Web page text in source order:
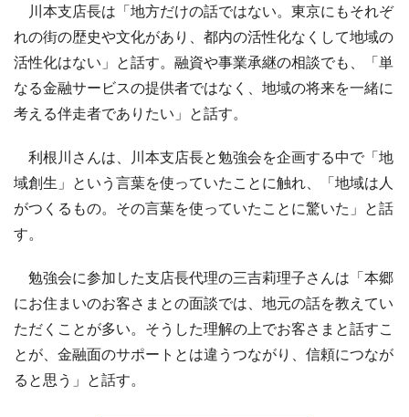
川本支店長は「地方だけの話ではない。東京にもそれぞ
れの街の歴史や文化があり、都内の活性化なくして地域の
活性化はない」と話す。融資や事業承継の相談でも、「単
なる金融サービスの提供者ではなく、地域の将来を一緒に
考える伴走者でありたい」と話す。
利根川さんは、川本支店長と勉強会を企画する中で「地
域創生」という言葉を使っていたことに触れ、「地域は人
がつくるもの。その言葉を使っていたことに驚いた」と話
す。
勉強会に参加した支店長代理の三吉莉理子さんは「本郷
にお住まいのお客さまとの面談では、地元の話を教えてい
ただくことが多い。そうした理解の上でお客さまと話すこ
とが、金融面のサポートとは違うつながり、信頼につなが
ると思う」と話す。